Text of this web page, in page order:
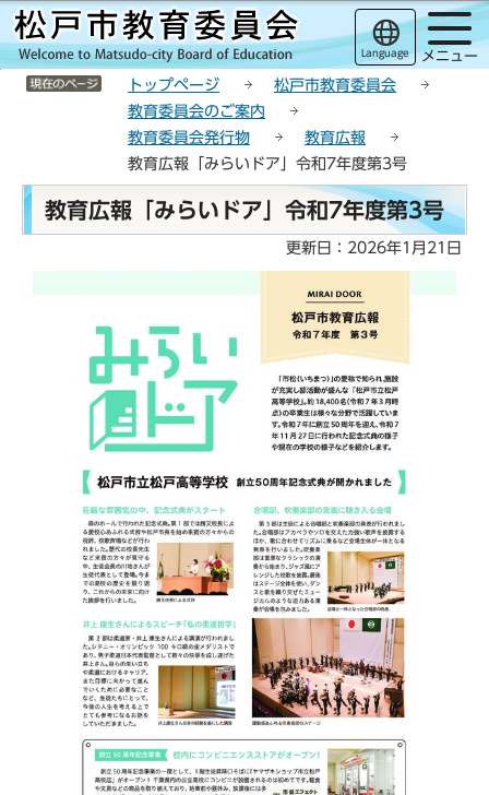
こ
の
サ
イ
このページの本文へ移動
Language メニュー
サイトメニューここまで
トップページ
松戸市教育委員会
教育委員会のご案内
教育委員会発行物
教育広報
教育広報「みらいドア」令和7年度第3号
本
こ
か
教育広報「みらいドア」令和7年度第3号
更新日：2026年1月21日